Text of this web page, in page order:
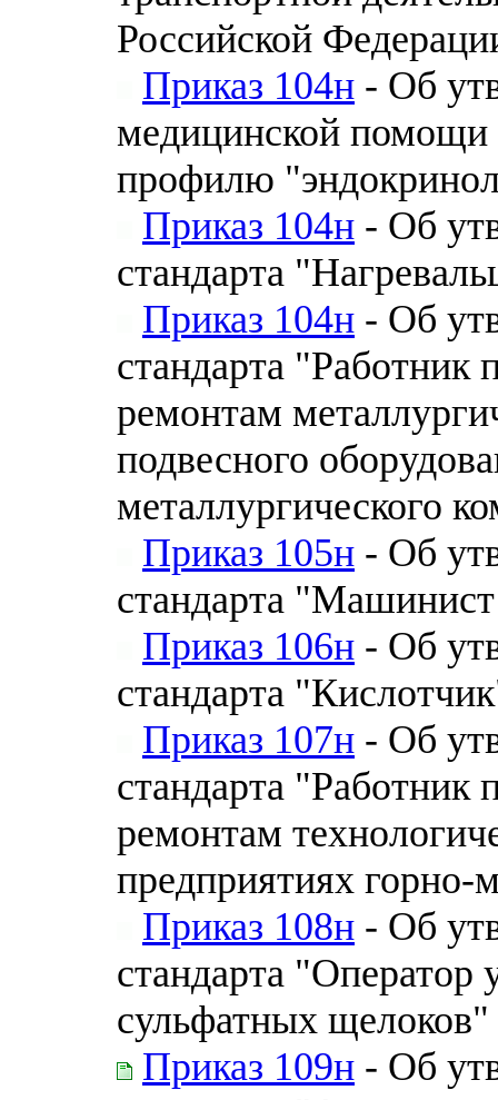
Российской
Приказ 104н - Об
медицинской помощи
профилю
Приказ 104н - Об
стандарта
Приказ 104н - Об
стандарта
ремонтам
подвесного
металлургического
Приказ 105н - Об
стандарта "Машинист
Приказ 106н - Об
стандарта
Приказ 107н - Об
стандарта
ремонтам
предприятиях горно-
Приказ 108н - Об
стандарта "Оператор
сульфатных щелоков"
Приказ 109н - Об